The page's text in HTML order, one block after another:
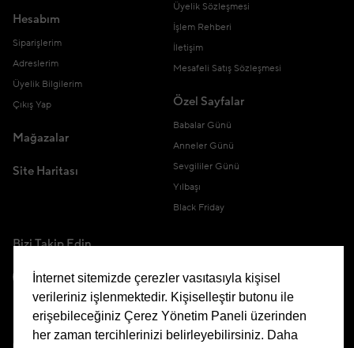
Hesabım
Siparişlerim
Adreslerim
Üyelik Bilgilerim
Çıkış Yap
Mağazalar
Site Haritası
Üyelik Sözleşmesi
İşlem Rehberi
İletişim
Mesafeli Satış Sözleşmesi
Özel Sayfalar
Babalar Günü
Anneler Günü
Sevgililer Günü
Yılbaşı
Black Friday
Bizi Takip Edin
Uygulamamızı İndirin
İnternet sitemizde çerezler vasıtasıyla kişisel
verileriniz işlenmektedir. Kişiselleştir butonu ile
erişebileceğiniz Çerez Yönetim Paneli üzerinden
her zaman tercihlerinizi belirleyebilirsiniz. Daha